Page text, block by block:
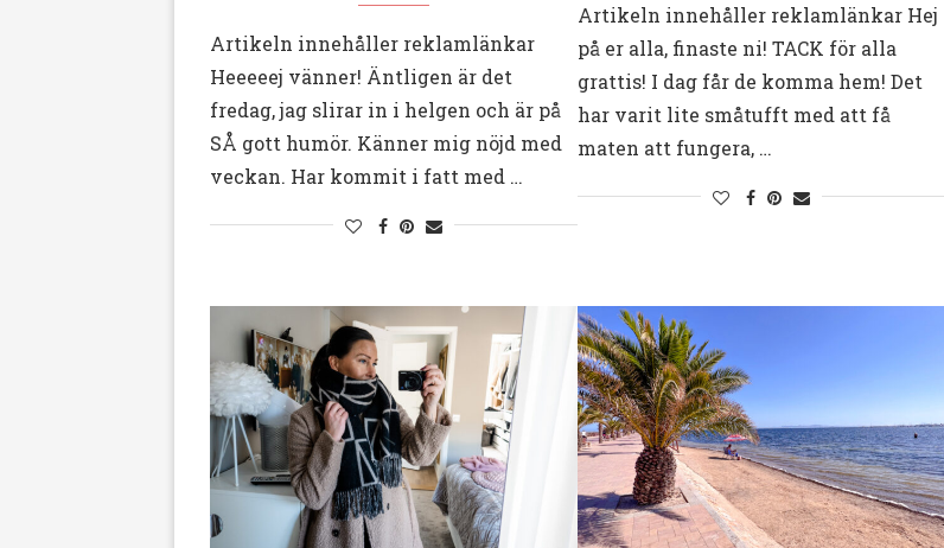
Artikeln innehåller reklamlänkar
Heeeeej vänner! Äntligen är det
fredag, jag slirar in i helgen och är på
SÅ gott humör. Känner mig nöjd med
veckan. Har kommit i fatt med …
Artikeln innehåller reklamlänkar Hej
på er alla, finaste ni! TACK för alla
grattis! I dag får de komma hem! Det
har varit lite småtufft med att få
maten att fungera, …